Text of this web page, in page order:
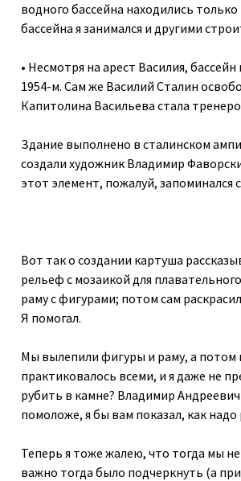
водного бассейна находились
бассейна я занимался и другими
• Несмотря на арест Василия,
1954-м. Сам же Василий Сталин
Капитолина Васильева стала
Здание выполнено в сталинском
создали художник Владимир
этот элемент, пожалуй, запоминался
Вот так о создании картуша
рельеф с мозаикой для
раму с фигурами; потом сам
Я помогал.
Мы вылепили фигуры и раму, а потом
практиковалось всеми, и я даже не
рубить в камне? Владимир Андреевич
помоложе, я бы вам показал, как надо
Теперь я тоже жалею, что тогда мы
важно тогда было подчеркнуть (а